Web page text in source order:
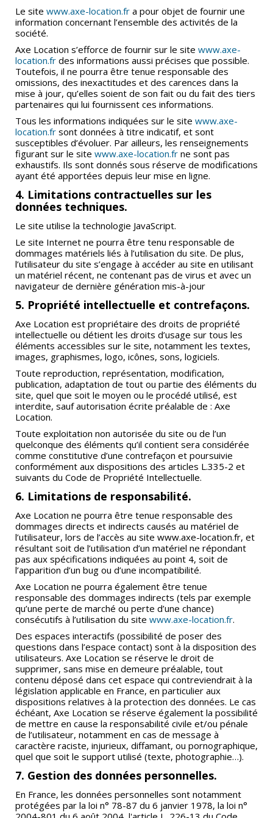
Le site www.axe-location.fr a pour objet de fournir une
information concernant l’ensemble des activités de la
société.
Axe Location s’efforce de fournir sur le site www.axe-
location.fr des informations aussi précises que possible.
Toutefois, il ne pourra être tenue responsable des
omissions, des inexactitudes et des carences dans la
mise à jour, qu’elles soient de son fait ou du fait des tiers
partenaires qui lui fournissent ces informations.
Tous les informations indiquées sur le site www.axe-
location.fr sont données à titre indicatif, et sont
susceptibles d’évoluer. Par ailleurs, les renseignements
figurant sur le site www.axe-location.fr ne sont pas
exhaustifs. Ils sont donnés sous réserve de modifications
ayant été apportées depuis leur mise en ligne.
4. Limitations contractuelles sur les
données techniques.
Le site utilise la technologie JavaScript.
Le site Internet ne pourra être tenu responsable de
dommages matériels liés à l’utilisation du site. De plus,
l’utilisateur du site s’engage à accéder au site en utilisant
un matériel récent, ne contenant pas de virus et avec un
navigateur de dernière génération mis-à-jour
5. Propriété intellectuelle et contrefaçons.
Axe Location est propriétaire des droits de propriété
intellectuelle ou détient les droits d’usage sur tous les
éléments accessibles sur le site, notamment les textes,
images, graphismes, logo, icônes, sons, logiciels.
Toute reproduction, représentation, modification,
publication, adaptation de tout ou partie des éléments du
site, quel que soit le moyen ou le procédé utilisé, est
interdite, sauf autorisation écrite préalable de : Axe
Location.
Toute exploitation non autorisée du site ou de l’un
quelconque des éléments qu’il contient sera considérée
comme constitutive d’une contrefaçon et poursuivie
conformément aux dispositions des articles L.335-2 et
suivants du Code de Propriété Intellectuelle.
6. Limitations de responsabilité.
Axe Location ne pourra être tenue responsable des
dommages directs et indirects causés au matériel de
l’utilisateur, lors de l’accès au site www.axe-location.fr, et
résultant soit de l’utilisation d’un matériel ne répondant
pas aux spécifications indiquées au point 4, soit de
l’apparition d’un bug ou d’une incompatibilité.
Axe Location ne pourra également être tenue
responsable des dommages indirects (tels par exemple
qu’une perte de marché ou perte d’une chance)
consécutifs à l’utilisation du site www.axe-location.fr.
Des espaces interactifs (possibilité de poser des
questions dans l’espace contact) sont à la disposition des
utilisateurs. Axe Location se réserve le droit de
supprimer, sans mise en demeure préalable, tout
contenu déposé dans cet espace qui contreviendrait à la
législation applicable en France, en particulier aux
dispositions relatives à la protection des données. Le cas
échéant, Axe Location se réserve également la possibilité
de mettre en cause la responsabilité civile et/ou pénale
de l’utilisateur, notamment en cas de message à
caractère raciste, injurieux, diffamant, ou pornographique,
quel que soit le support utilisé (texte, photographie…).
7. Gestion des données personnelles.
En France, les données personnelles sont notamment
protégées par la loi n° 78-87 du 6 janvier 1978, la loi n°